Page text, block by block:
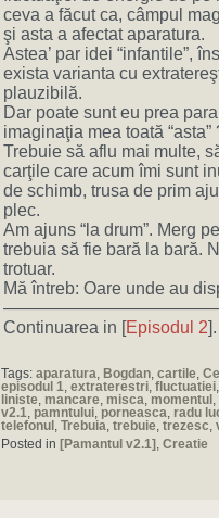
ceva a făcut ca, câmpul
şi asta a afectat aparatura.
Astea’ par idei “infantile”,
exista varianta cu
plauzibilă.
Dar poate sunt eu prea
imaginaţia mea toată “asta”
Trebuie să aflu mai multe,
carţile care acum îmi sunt
de schimb, trusa de prim
plec.
Am ajuns “la drum”. Merg
trebuia să fie bară la bară.
trotuar.
Mă întreb: Oare unde au
Continuarea in [Episodul 2].
Tags: aparatura Bogdan cartile
episodul 1 extraterestri fluctuatiei
liniste
mancare misca momentul
v2.1
pamntului porneasca radu
telefonul
Trebuia trebuie trezesc
Posted in [Pamantul v2.1] Creatie